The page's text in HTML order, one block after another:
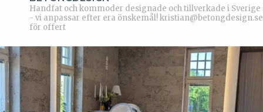
Handfat och kommoder designade och tillverkade i Sverige
- vi anpassar efter era önskemål!kristian@betongdesign.se
för offert